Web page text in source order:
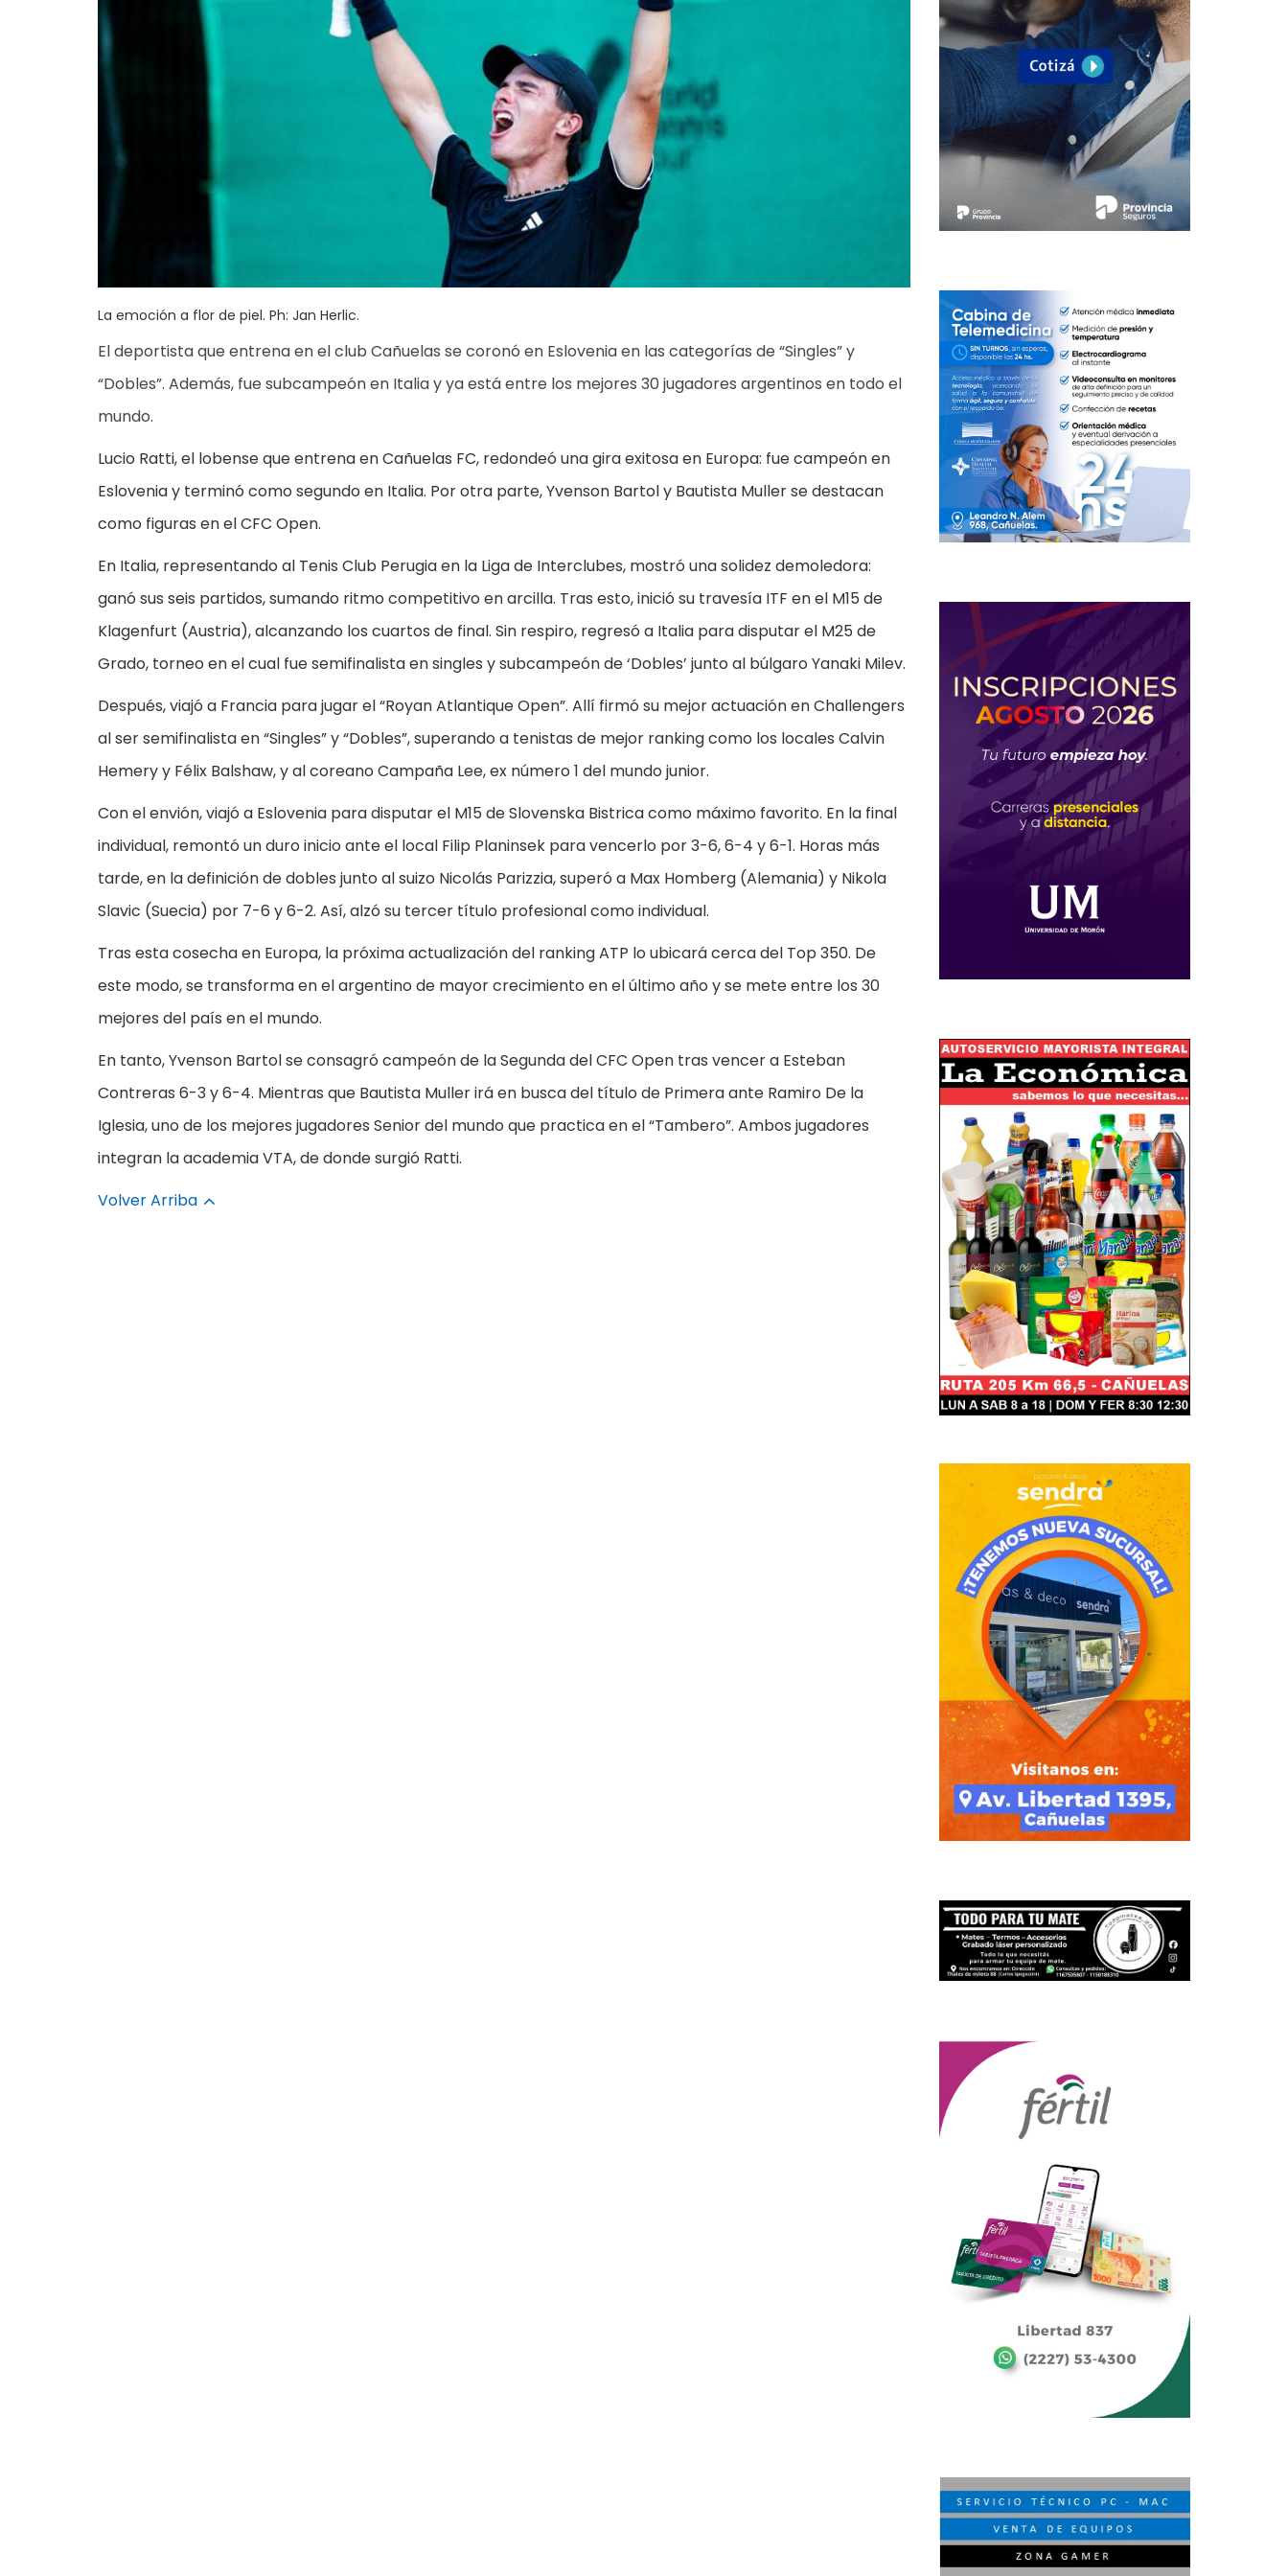
La emoción a flor de piel. Ph: Jan Herlic.
El deportista que entrena en el club Cañuelas se coronó en Eslovenia en las categorías de “Singles” y
“Dobles”. Además, fue subcampeón en Italia y ya está entre los mejores 30 jugadores argentinos en todo el
mundo.
Lucio Ratti, el lobense que entrena en Cañuelas FC, redondeó una gira exitosa en Europa: fue campeón en
Eslovenia y terminó como segundo en Italia. Por otra parte, Yvenson Bartol y Bautista Muller se destacan
como figuras en el CFC Open.
En Italia, representando al Tenis Club Perugia en la Liga de Interclubes, mostró una solidez demoledora:
ganó sus seis partidos, sumando ritmo competitivo en arcilla. Tras esto, inició su travesía ITF en el M15 de
Klagenfurt (Austria), alcanzando los cuartos de final. Sin respiro, regresó a Italia para disputar el M25 de
Grado, torneo en el cual fue semifinalista en singles y subcampeón de ‘Dobles’ junto al búlgaro Yanaki Milev.
Después, viajó a Francia para jugar el “Royan Atlantique Open”. Allí firmó su mejor actuación en Challengers
al ser semifinalista en “Singles” y “Dobles”, superando a tenistas de mejor ranking como los locales Calvin
Hemery y Félix Balshaw, y al coreano Campaña Lee, ex número 1 del mundo junior.
Con el envión, viajó a Eslovenia para disputar el M15 de Slovenska Bistrica como máximo favorito. En la final
individual, remontó un duro inicio ante el local Filip Planinsek para vencerlo por 3-6, 6-4 y 6-1. Horas más
tarde, en la definición de dobles junto al suizo Nicolás Parizzia, superó a Max Homberg (Alemania) y Nikola
Slavic (Suecia) por 7-6 y 6-2. Así, alzó su tercer título profesional como individual.
Tras esta cosecha en Europa, la próxima actualización del ranking ATP lo ubicará cerca del Top 350. De
este modo, se transforma en el argentino de mayor crecimiento en el último año y se mete entre los 30
mejores del país en el mundo.
En tanto, Yvenson Bartol se consagró campeón de la Segunda del CFC Open tras vencer a Esteban
Contreras 6-3 y 6-4. Mientras que Bautista Muller irá en busca del título de Primera ante Ramiro De la
Iglesia, uno de los mejores jugadores Senior del mundo que practica en el “Tambero”. Ambos jugadores
integran la academia VTA, de donde surgió Ratti.
Volver Arriba